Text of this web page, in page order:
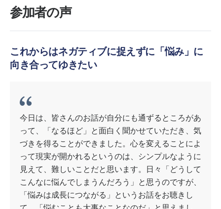
参加者の声
これからはネガティブに捉えずに「悩み」に
向き合ってゆきたい
今日は、皆さんのお話が自分にも通ずるところがあ
って、「なるほど」と面白く聞かせていただき、気
づきを得ることができました。心を変えることによ
って現実が開かれるというのは、シンプルなように
見えて、難しいことだと思います。日々「どうして
こんなに悩んでしまうんだろう」と思うのですが、
「悩みは成長につながる」というお話をお聴きし